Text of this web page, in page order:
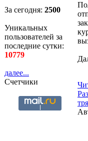
За сегодня: 2500
Уникальных
пользователей за
последние сутки:
10779
далее...
Счетчики